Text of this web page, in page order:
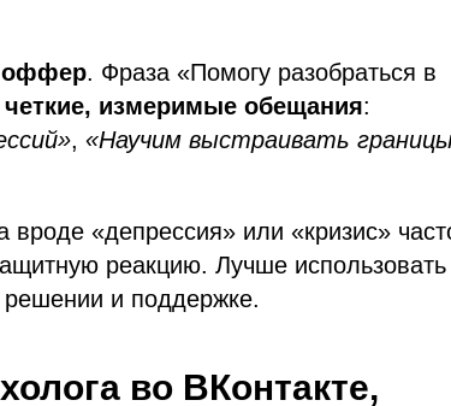
оффер. Фраза «Помогу разобраться в
четкие, измеримые обещания:
, «Научим выстраивать
«депрессия» или «кризис»
реакцию. Лучше использовать
решении и поддержке.
во ВКонтакте,